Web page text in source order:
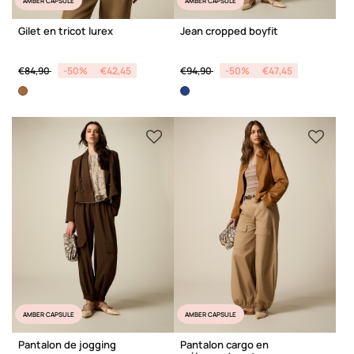
Gilet en tricot lurex
Price reduced from
€84,90 to -50% €42,45
Jean cropped boyfit
Price reduced from
€94,90 to -50% €47,45
AMBER CAPSULE
Pantalon de jogging
AMBER CAPSULE
Pantalon cargo en